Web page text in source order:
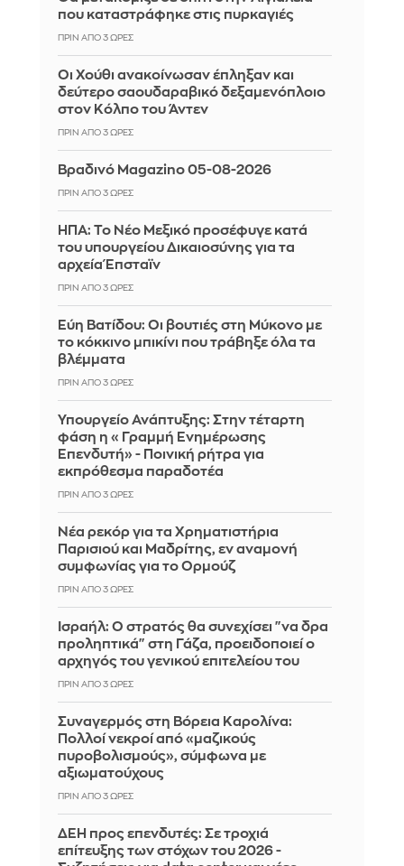
που καταστράφηκε στις πυρκαγιές
ΠΡΙΝ ΑΠΌ 3 ΏΡΕΣ
Οι Χούθι ανακοίνωσαν έπληξαν και
δεύτερο σαουδαραβικό δεξαμενόπλοιο
στον Κόλπο του Άντεν
ΠΡΙΝ ΑΠΌ 3 ΏΡΕΣ
Βραδινό Magazino 05-08-2026
ΠΡΙΝ ΑΠΌ 3 ΏΡΕΣ
ΗΠΑ: Το Νέο Μεξικό προσέφυγε κατά
του υπουργείου Δικαιοσύνης για τα
αρχεία Έπσταϊν
ΠΡΙΝ ΑΠΌ 3 ΏΡΕΣ
Εύη Βατίδου: Οι βουτιές στη Μύκονο με
το κόκκινο μπικίνι που τράβηξε όλα τα
βλέμματα
ΠΡΙΝ ΑΠΌ 3 ΏΡΕΣ
Υπουργείο Ανάπτυξης: Στην τέταρτη
φάση η «Γραμμή Ενημέρωσης
Επενδυτή» - Ποινική ρήτρα για
εκπρόθεσμα παραδοτέα
ΠΡΙΝ ΑΠΌ 3 ΏΡΕΣ
Νέα ρεκόρ για τα Χρηματιστήρια
Παρισιού και Μαδρίτης, εν αναμονή
συμφωνίας για το Ορμούζ
ΠΡΙΝ ΑΠΌ 3 ΏΡΕΣ
Ισραήλ: Ο στρατός θα συνεχίσει "να δρα
προληπτικά" στη Γάζα, προειδοποιεί ο
αρχηγός του γενικού επιτελείου του
ΠΡΙΝ ΑΠΌ 3 ΏΡΕΣ
Συναγερμός στη Βόρεια Καρολίνα:
Πολλοί νεκροί από «μαζικούς
πυροβολισμούς», σύμφωνα με
αξιωματούχους
ΠΡΙΝ ΑΠΌ 3 ΏΡΕΣ
ΔΕΗ προς επενδυτές: Σε τροχιά
επίτευξης των στόχων του 2026 -